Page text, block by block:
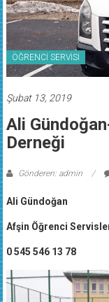
ÖĞRENCİ SERVİSİ
Şubat 13, 2019
Ali
Derneği
Gönderen: admin
Ali Gündoğan
Afşin Öğrenci
0 545 546 13 78